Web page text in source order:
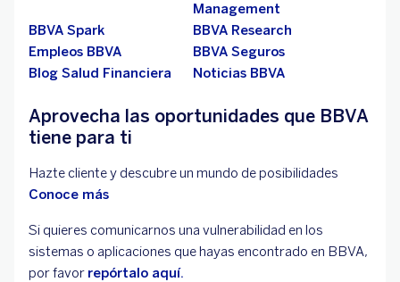
Management
BBVA Spark
BBVA Research
Empleos BBVA
BBVA Seguros
Blog Salud Financiera
Noticias BBVA
Aprovecha las oportunidades que BBVA
tiene para ti
Hazte cliente y descubre un mundo de posibilidades
Conoce más
Si quieres comunicarnos una vulnerabilidad en los
sistemas o aplicaciones que hayas encontrado en BBVA,
por favor repórtalo aquí.